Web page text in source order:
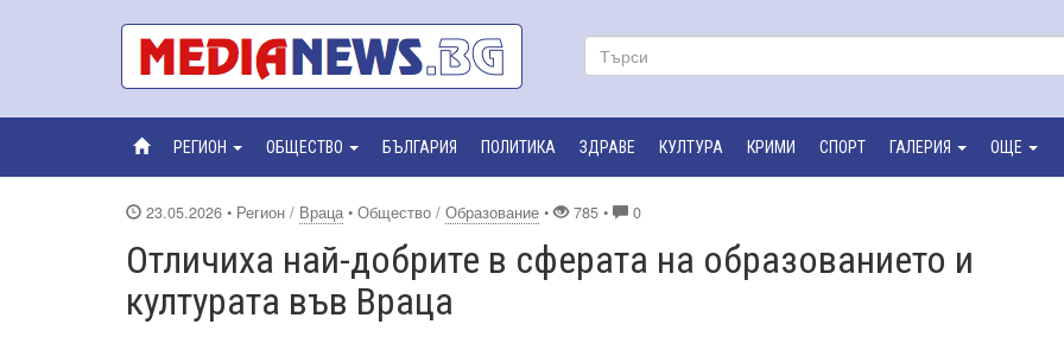
РЕГИОН ОБЩЕСТВО БЪЛГАРИЯ ПОЛИТИКА ЗДРАВЕ КУЛТУРА КРИМИ СПОРТ ГАЛЕРИЯ ОЩЕ
23.05.2026 • Регион / Враца • Общество / Образование • 785 • 0
Отличиха най-добрите в сферата на образованието и
културата във Враца